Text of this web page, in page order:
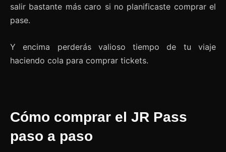
salir bastante más caro si no planificaste comprar el
pase.
Y encima perderás valioso tiempo de tu viaje
haciendo cola para comprar tickets.
Cómo comprar el JR Pass
paso a paso